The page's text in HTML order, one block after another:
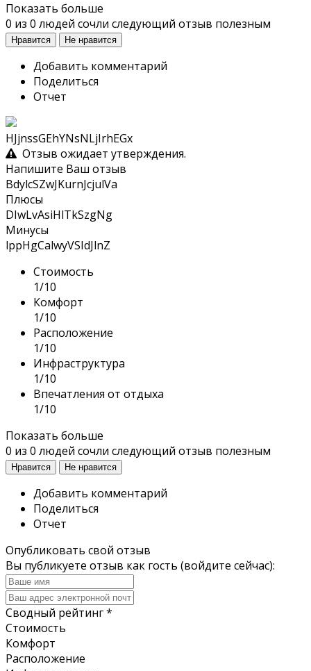
Показать больше
0 из 0 людей сочли следующий отзыв полезным
Нравится Не нравится
Добавить комментарий
Поделиться
Отчет
HJjnssGEhYNsNLjIrhEGx
Отзыв ожидает утверждения.
Напишите Ваш отзыв
BdylcSZwJKurnJcjulVa
Плюсы
DIwLvAsiHlTkSzgNg
Минусы
lppHgCalwyVSIdJlnZ
Стоимость
1/10
Комфорт
1/10
Расположение
1/10
Инфраструктура
1/10
Впечатления от отдыха
1/10
Показать больше
0 из 0 людей сочли следующий отзыв полезным
Нравится Не нравится
Добавить комментарий
Поделиться
Отчет
Опубликовать свой отзыв
Вы публикуете отзыв как гость (войдите сейчас):
Сводный рейтинг*
Стоимость
Комфорт
Расположение